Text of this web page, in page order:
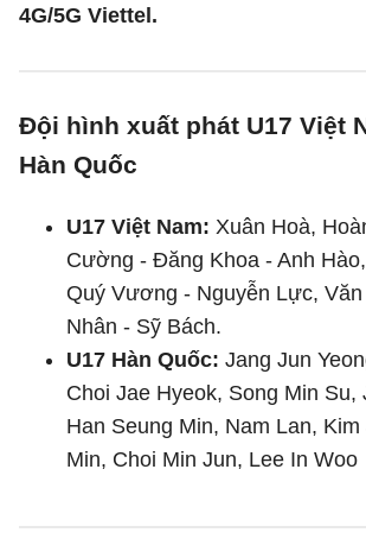
4G/5G Viettel.
Đội hình xuất phát U17 Việt
Hàn Quốc
U17 Việt Nam: Xuân Hoà,
Cường - Đăng Khoa - Anh
Quý Vương - Nguyễn Lực,
Nhân - Sỹ Bách.
U17 Hàn Quốc: Jang Jun
Choi Jae Hyeok, Song Min Su,
Han Seung Min, Nam Lan,
Min, Choi Min Jun, Lee In Woo